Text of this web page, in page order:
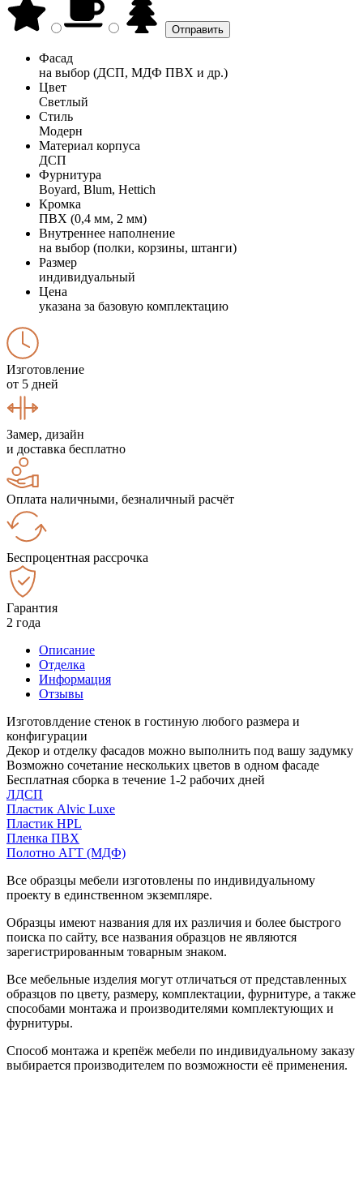
Фасад
на выбор (ДСП, МДФ ПВХ и др.)
Цвет
Светлый
Стиль
Модерн
Материал корпуса
ДСП
Фурнитура
Boyard, Blum, Hettich
Кромка
ПВХ (0,4 мм, 2 мм)
Внутреннее наполнение
на выбор (полки, корзины, штанги)
Размер
индивидуальный
Цена
указана за базовую комплектацию
Изготовление
от 5 дней
Замер, дизайн
и доставка бесплатно
Оплата наличными, безналичный расчёт
Беспроцентная рассрочка
Гарантия
2 года
Описание
Отделка
Информация
Отзывы
Изготовлдение стенок в гостиную любого размера и
конфигурации
Декор и отделку фасадов можно выполнить под вашу задумку
Возможно сочетание нескольких цветов в одном фасаде
Бесплатная сборка в течение 1-2 рабочих дней
ЛДСП
Пластик Alvic Luxe
Пластик HPL
Пленка ПВХ
Полотно АГТ (МДФ)
Все образцы мебели изготовлены по индивидуальному
проекту в единственном экземпляре.
Образцы имеют названия для их различия и более быстрого
поиска по сайту, все названия образцов не являются
зарегистрированным товарным знаком.
Все мебельные изделия могут отличаться от представленных
образцов по цвету, размеру, комплектации, фурнитуре, а также
способами монтажа и производителями комплектующих и
фурнитуры.
Способ монтажа и крепёж мебели по индивидуальному заказу
выбирается производителем по возможности её применения.